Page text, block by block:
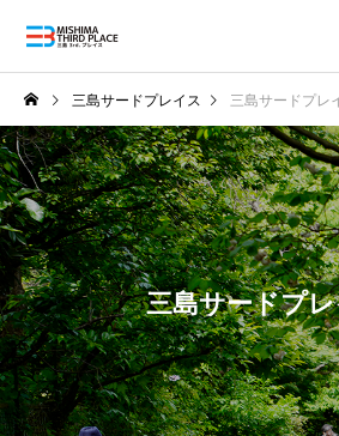
三島サードプレイス 三島サードプレ
三島サードプ